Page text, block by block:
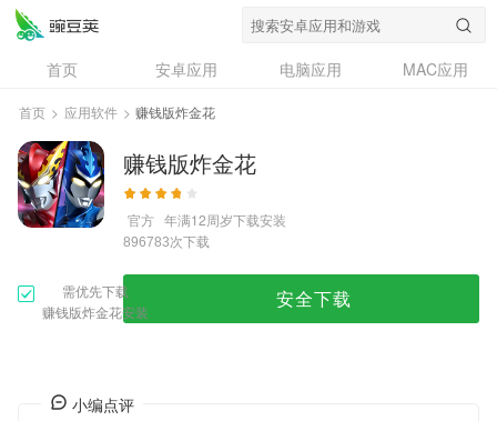
首页 安卓应用 电脑应用
MAC应用
资讯
专题
问答
首页 > 应用软件 > 赚钱版炸金花
赚钱版炸金花
官方 年满12周岁下载安装
896783次下载
需优先下载
赚钱版炸金花安装
安全下载
小编点评